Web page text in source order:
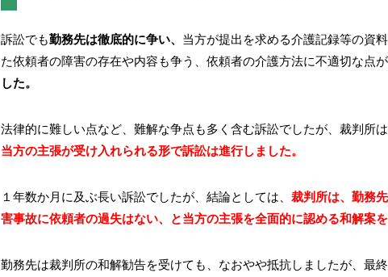
訴訟でも勤務先は徹底的に争い、 当方が提出を求める介護記録等の資
た依頼者の障害の存在や内容も争う、依頼者の介護方法に不適切な点
した。
法律的に難しい点など、難解な争点も多く含む訴訟でしたが、裁判所
当方の主張が受け入れられる形で訴訟は進行しました。
１年数か月に及ぶ長い訴訟でしたが、結論としては、 裁判所は、勤務
害事故に依頼者の過失はない、と当方の主張を全面的に認める和解案を
勤務先は裁判所の和解勧告を受けても、なおやや抵抗しましたが、最